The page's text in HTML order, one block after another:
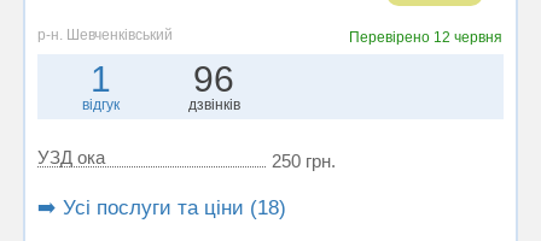
р-н. Шевченківський Перевірено 12 червня
1
відгук
96
дзвінків
УЗД ока 250 грн.
➡️ Усі послуги та ціни (18)